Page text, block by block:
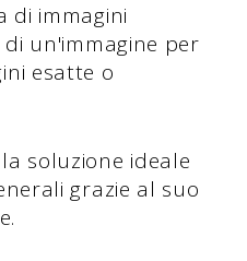
di immagini
un'immagine per
esatte o
soluzione ideale
grazie al suo